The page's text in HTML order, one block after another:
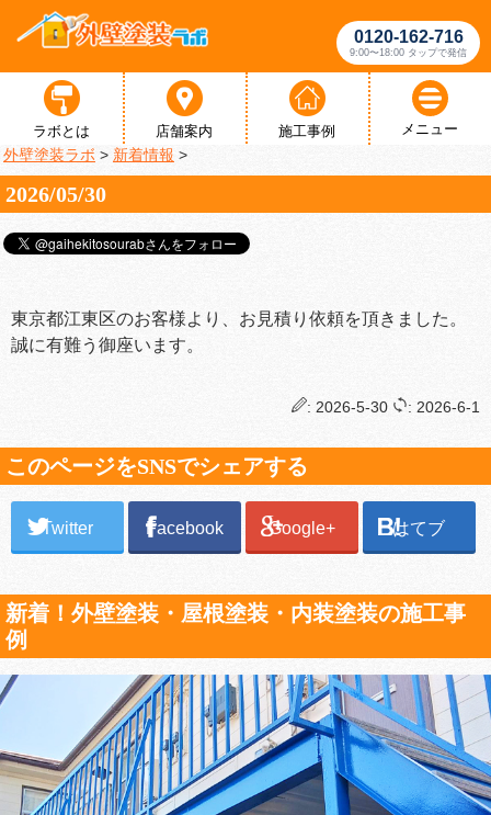
0120-162-716
9:00〜18:00 タップで発信
ラボとは 店舗案内 施工事例 メニュー
外壁塗装ラボ > 新着情報 >
2026/05/30
東京都江東区のお客様より、お見積り依頼を頂きました。
誠に有難う御座います。
: 2026-5-30 : 2026-6-1
このページをSNSでシェアする
Twitter Facebook Google+ はてブ
新着！外壁塗装・屋根塗装・内装塗装の施工事
例